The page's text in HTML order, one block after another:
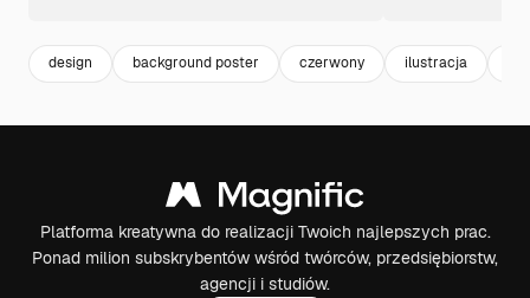
design background poster czerwony ilustracja
Platforma kreatywna do realizacji Twoich najlepszych prac.
Ponad milion subskrybentów wśród twórców, przedsiębiorstw,
agencji i studiów.